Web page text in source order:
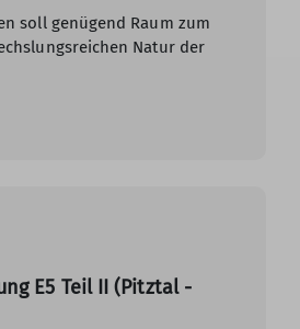
soll genügend Raum zum
Natur der
E5 Teil II (Pitztal -